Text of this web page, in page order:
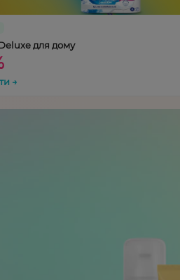
для дому
→